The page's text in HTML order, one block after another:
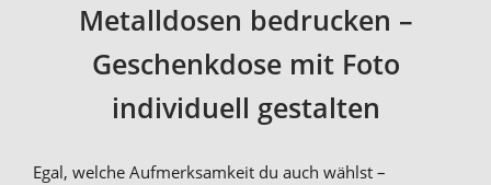
Metalldosen bedrucken –
Geschenkdose mit Foto
individuell gestalten
Egal, welche Aufmerksamkeit du auch wählst –